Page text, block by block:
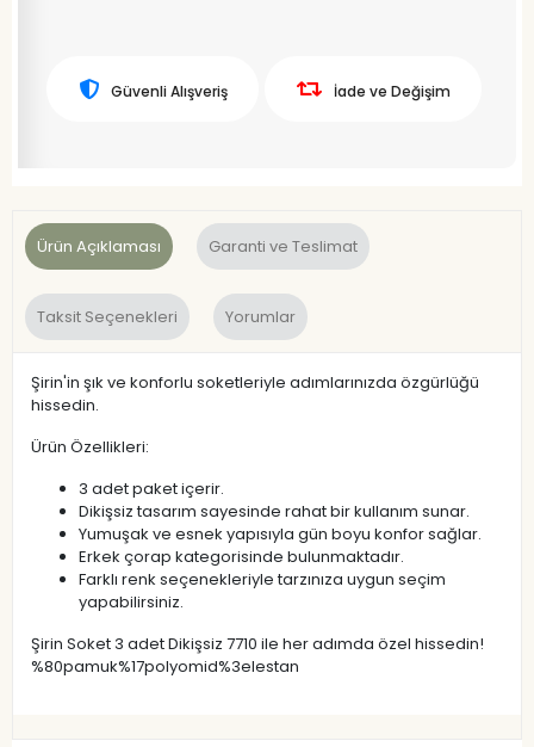
Güvenli Alışveriş İade ve Değişim
Ürün Açıklaması Garanti ve Teslimat
Taksit Seçenekleri Yorumlar
Şirin'in şık ve konforlu soketleriyle adımlarınızda özgürlüğü
hissedin.
Ürün Özellikleri:
3 adet paket içerir.
Dikişsiz tasarım sayesinde rahat bir kullanım sunar.
Yumuşak ve esnek yapısıyla gün boyu konfor sağlar.
Erkek çorap kategorisinde bulunmaktadır.
Farklı renk seçenekleriyle tarzınıza uygun seçim
yapabilirsiniz.
Şirin Soket 3 adet Dikişsiz 7710 ile her adımda özel hissedin!
%80pamuk%17polyomid%3elestan